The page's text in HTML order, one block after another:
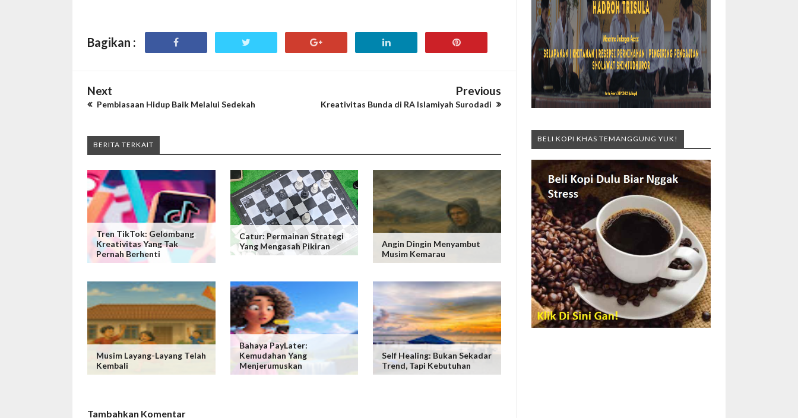
Bagikan :
Next
Pembiasaan Hidup Baik Melalui Sedekah
Previous
Kreativitas Bunda di RA Islamiyah Surodadi
BERITA TERKAIT
Tren TikTok: Gelombang
Kreativitas Yang Tak
Pernah Berhenti
Catur: Permainan Strategi
Yang Mengasah Pikiran
Angin Dingin Menyambut
Musim Kemarau
Musim Layang-Layang Telah
Kembali
Bahaya PayLater:
Kemudahan Yang
Menjerumuskan
Self Healing: Bukan Sekadar
Trend, Tapi Kebutuhan
Tambahkan Komentar
BELI KOPI KHAS TEMANGGUNG YUK!